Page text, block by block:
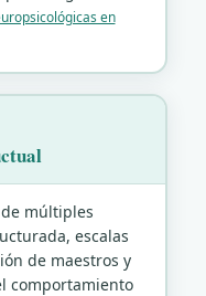
en
múltiples
escalas
de maestros y
comportamiento